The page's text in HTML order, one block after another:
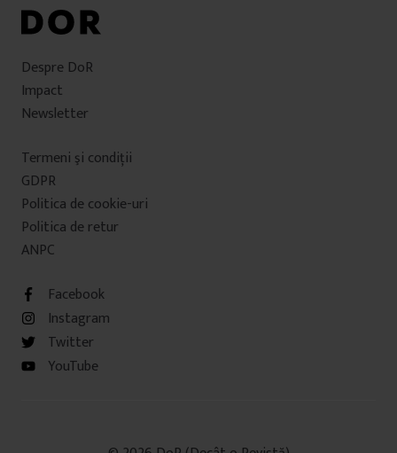
Despre DoR
Impact
Newsletter
Termeni şi condiţii
GDPR
Politica de cookie-uri
Politica de retur
ANPC
Facebook
Instagram
Twitter
YouTube